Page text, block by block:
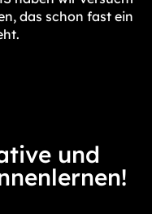
das schon fast ein
und